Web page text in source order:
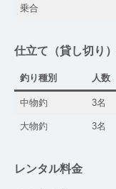
乗合
仕立て（貸し切り
釣り種別 人数
中物釣 3名
大物釣 3名
レンタル料金